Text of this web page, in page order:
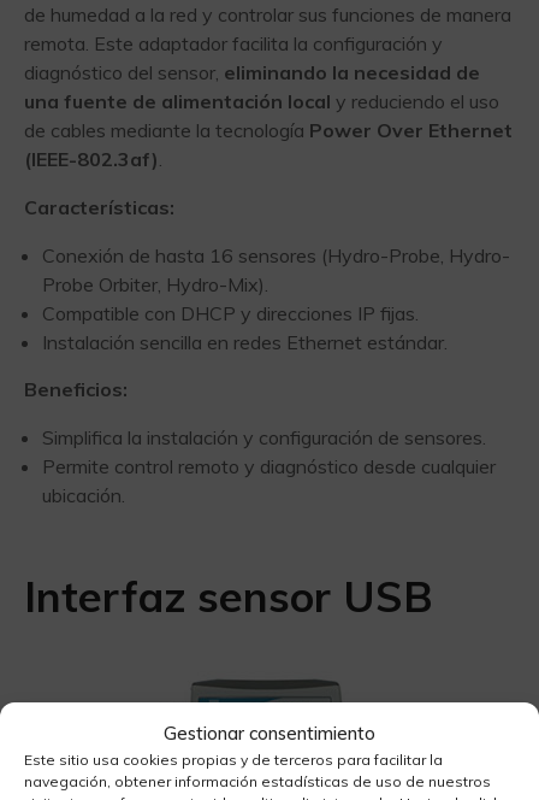
Gestionar consentimiento
Este sitio usa cookies propias y de terceros para facilitar la
navegación, obtener información estadísticas de uso de nuestros
de humedad a la red y controlar sus funciones de manera
remota. Este adaptador facilita la configuración y
diagnóstico del sensor, eliminando la necesidad de
una fuente de alimentación local y reduciendo el uso
de cables mediante la tecnología Power Over Ethernet
(IEEE-802.3af)
Características:
Conexión de hasta 16 sensores (Hydro-Probe, Hydro-
Probe Orbiter, Hydro-Mix).
Compatible con DHCP y direcciones IP fijas.
Instalación sencilla en redes Ethernet estándar.
Beneficios:
Simplifica la instalación y configuración de sensores.
Permite control remoto y diagnóstico desde cualquier
ubicación.
Interfaz sensor USB